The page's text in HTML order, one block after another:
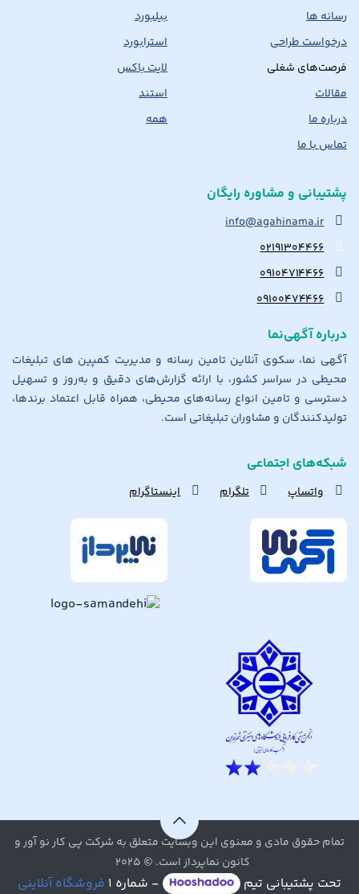
رسانه ها
درخواست طراحی
فرصت‌های شغلی
مقالات
درباره ما
تماس با ما
بیلبورد
استرابورد
لایت باکس
استند
همه
پشتیبانی و مشاوره رایگان
info@agahinama.ir
۰۲۱۹۱۳۰۴۴۶۶
۰۹۱۰۴۷۱۴۴۶۶
۰۹۱۰۰۴۷۴۴۶۶
درباره آگهی‌نما
آگهی نما، سکوی آنلاین تامین رسانه و مدیریت کمپین های تبلیغات
محیطی در سراسر کشور، با ارائه گزارش‌های دقیق و به‌روز و تسهیل
دسترسی و تامین انواع رسانه‌های محیطی، همراه قابل اعتماد برندها،
تولیدکنندگان و مشاوران تبلیغاتی است.
شبکه‌های اجتماعی
واتساپ تلگرام اینستاگرام
تمام حقوق مادی و معنوی این وبسایت متعلق به شرکت پی کار نو آور و
کانون نماپرداز است. © ۲۰۲۵
تحت پشتیبانی تیم - شماره ۱ فروشگاه آنلاینی